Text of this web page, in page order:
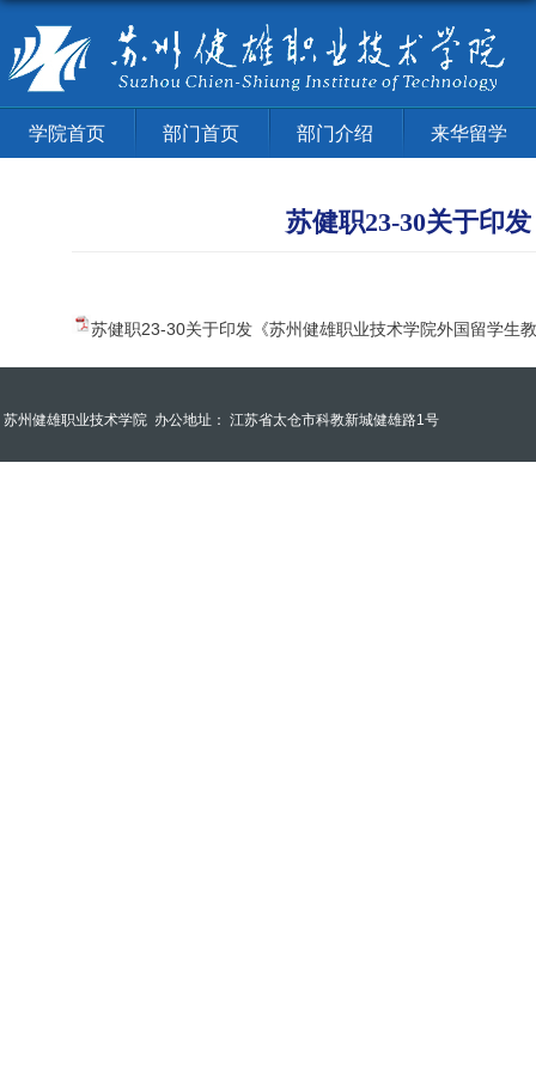
学院首页 部门首页 部门介绍 来华留学
苏健职23-30关于印
苏健职23-30关于印发《苏州健雄职业技术学院外国留学生
苏州健雄职业技术学院 办公地址： 江苏省太仓市科教新城健雄路1号